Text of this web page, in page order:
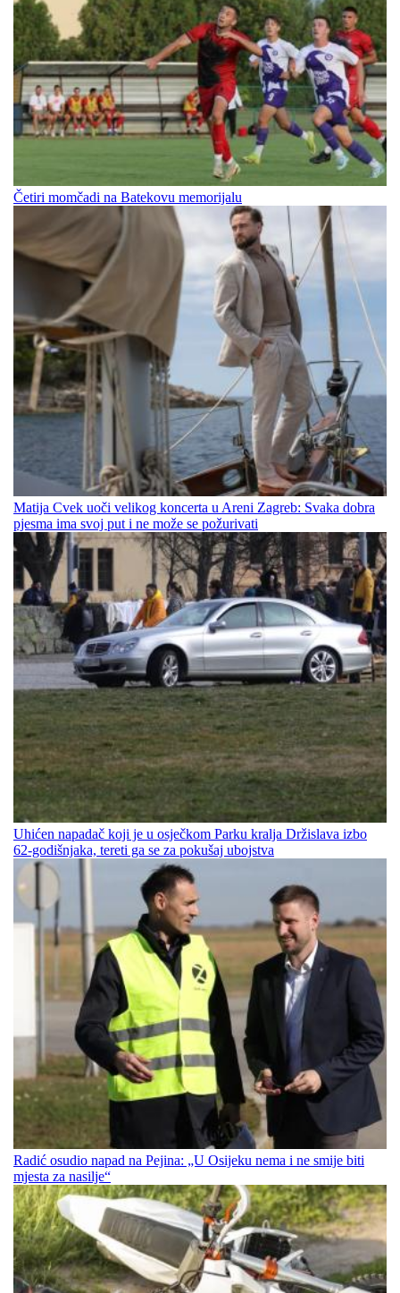
Četiri momčadi na Batekovu memorijalu
Matija Cvek uoči velikog koncerta u Areni Zagreb: Svaka dobra
pjesma ima svoj put i ne može se požurivati
Uhićen napadač koji je u osječkom Parku kralja Držislava izbo
62-godišnjaka, tereti ga se za pokušaj ubojstva
Radić osudio napad na Pejina: „U Osijeku nema i ne smije biti
mjesta za nasilje“